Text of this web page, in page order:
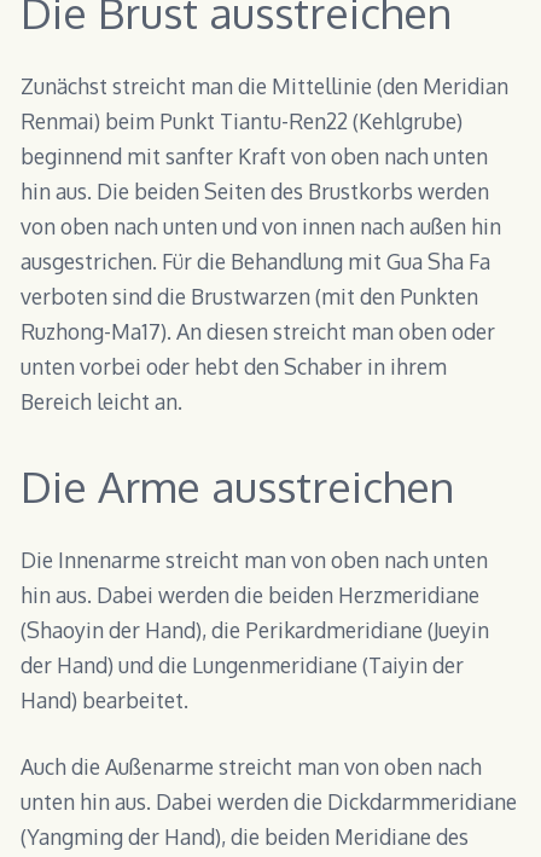
Die Brust ausstreichen
Zunächst streicht man die Mittellinie (den Meridian
Renmai) beim Punkt Tiantu-Ren22 (Kehlgrube)
beginnend mit sanfter Kraft von oben nach unten
hin aus. Die beiden Seiten des Brustkorbs werden
von oben nach unten und von innen nach außen hin
ausgestrichen. Für die Behandlung mit Gua Sha Fa
verboten sind die Brustwarzen (mit den Punkten
Ruzhong-Ma17). An diesen streicht man oben oder
unten vorbei oder hebt den Schaber in ihrem
Bereich leicht an.
Die Arme ausstreichen
Die Innenarme streicht man von oben nach unten
hin aus. Dabei werden die beiden Herzmeridiane
(Shaoyin der Hand), die Perikardmeridiane (Jueyin
der Hand) und die Lungenmeridiane (Taiyin der
Hand) bearbeitet.
Auch die Außenarme streicht man von oben nach
unten hin aus. Dabei werden die Dickdarmmeridiane
(Yangming der Hand), die beiden Meridiane des